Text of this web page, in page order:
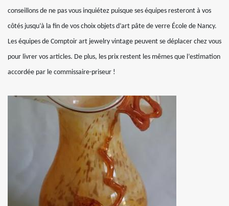
conseillons de ne pas vous inquiétez puisque ses équipes resteront à vos
côtés jusqu’à la fin de vos choix objets d’art pâte de verre École de Nancy.
Les équipes de Comptoir art jewelry vintage peuvent se déplacer chez vous
pour livrer vos articles. De plus, les prix restent les mêmes que l’estimation
accordée par le commissaire-priseur !